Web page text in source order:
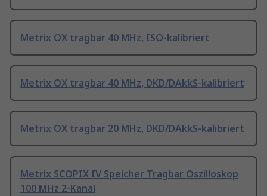
Metrix OX tragbar 40 MHz, ISO-kalibriert
Metrix OX tragbar 40 MHz, DKD/DAkkS-kalibriert
Metrix OX tragbar 20 MHz, DKD/DAkkS-kalibriert
Metrix SCOPIX IV Speicher Tragbar Oszilloskop
100 MHz 2-Kanal